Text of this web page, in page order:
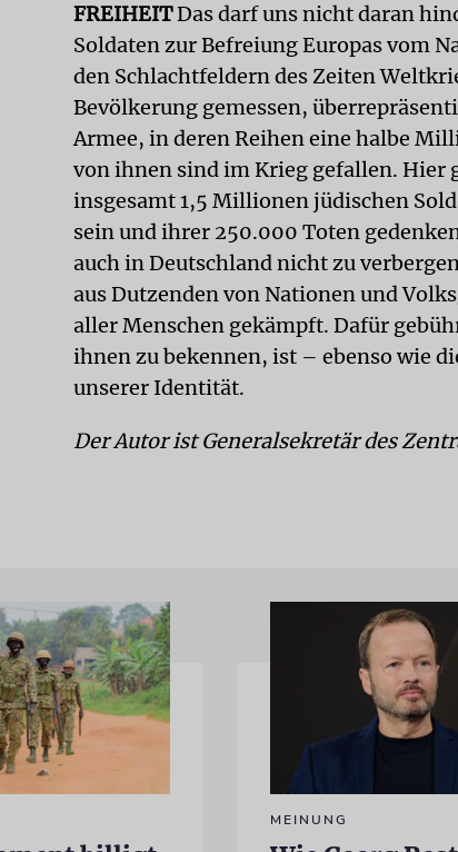
FREIHEITDas darf uns nicht daran
Soldaten zur Befreiung Europas vom
den Schlachtfeldern des Zeiten
Bevölkerung gemessen,
Armee, in deren Reihen eine halbe
von ihnen sind im Krieg gefallen. Hier
insgesamt 1,5 Millionen jüdischen
sein und ihrer 250.000 Toten
auch in Deutschland nicht zu
aus Dutzenden von Nationen und
aller Menschen gekämpft. Dafür
ihnen zu bekennen, ist – ebenso wie
unserer Identität.
Der Autor ist Generalsekretär des
MEINUNG